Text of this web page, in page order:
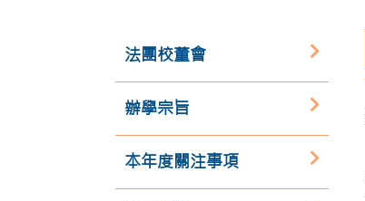
法團校董會
辦學宗旨
本年度關注事項